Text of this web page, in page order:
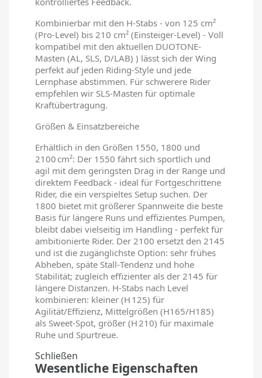
Kombinierbar mit den H‑Stabs - von 125 cm²
(Pro-Level) bis 210 cm² (Einsteiger-Level) - Voll
kompatibel mit den aktuellen DUOTONE-
Masten (AL, SLS, D/LAB) ) lässt sich der Wing
perfekt auf jeden Riding-Style und jede
Lernphase abstimmen. Für schwerere Rider
empfehlen wir SLS-Masten für optimale
Kraftübertragung.
Größen & Einsatzbereiche
Erhältlich in den Größen 1550, 1800 und
2100 cm²: Der 1550 fährt sich sportlich und
agil mit dem geringsten Drag in der Range und
direktem Feedback - ideal für Fortgeschrittene
Rider, die ein verspieltes Setup suchen. Der
1800 bietet mit größerer Spannweite die beste
Basis für längere Runs und effizientes Pumpen,
bleibt dabei vielseitig im Handling - perfekt für
ambitionierte Rider. Der 2100 ersetzt den 2145
und ist die zugänglichste Option: sehr frühes
Abheben, späte Stall‑Tendenz und hohe
Stabilität; zugleich effizienter als der 2145 für
längere Distanzen. H‑Stabs nach Level
kombinieren: kleiner (H 125) für
Agilität/Effizienz, Mittelgrößen (H165/H185)
als Sweet‑Spot, größer (H 210) für maximale
Ruhe und Spurtreue.
Schließen
Wesentliche Eigenschaften